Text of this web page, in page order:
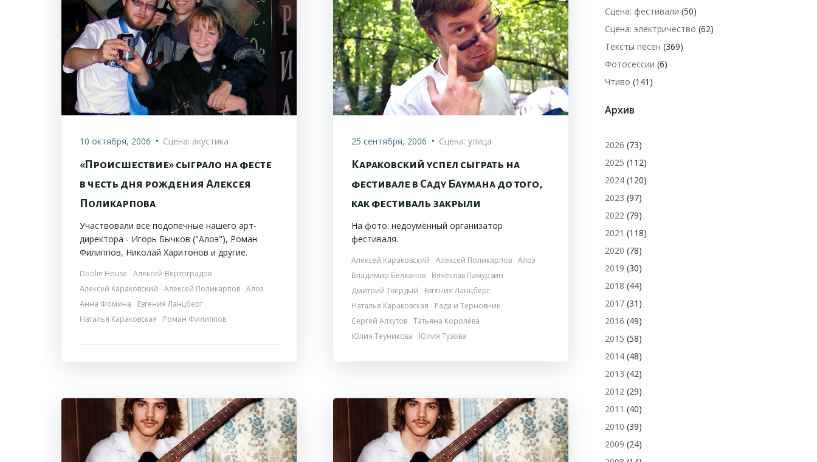
10 октября, 2006 • Сцена: акустика
«Происшествие» сыграло на фесте
в честь дня рождения Алексея
Поликарпова
Участвовали все подопечные нашего арт-
директора - Игорь Бычков ("Алоэ"), Роман
Филиппов, Николай Харитонов и другие.
Doolin House
Алексей Вертоградов
Алексей Караковский
Алексей Поликарпов Алоэ
Анна Фомина
Евгения Ланцберг
Наталья Караковская
Роман Филиппов
25 сентября, 2006 • Сцена: улица
Караковский успел сыграть на
фестивале в Саду Баумана до того,
как фестиваль закрыли
На фото: недоумённый организатор
фестиваля.
Алексей Караковский Алексей Поликарпов Алоэ
Владимир Белканов
Вячеслав Памурзин
Дмитрий Твёрдый
Евгения Ланцберг
Наталья Караковская
Рада и Терновник
Сергей Алхутов Татьяна Королёва
Юлия Теуникова
Юлия Тузова
Сцена: фестивали (50)
Сцена: электричество (62)
Тексты песен (369)
Фотосессии (6)
Чтиво (141)
Архив
2026 (73)
2025 (112)
2024 (120)
2023 (97)
2022 (79)
2021 (118)
2020 (78)
2019 (30)
2018 (44)
2017 (31)
2016 (49)
2015 (58)
2014 (48)
2013 (42)
2012 (29)
2011 (40)
2010 (39)
2009 (24)